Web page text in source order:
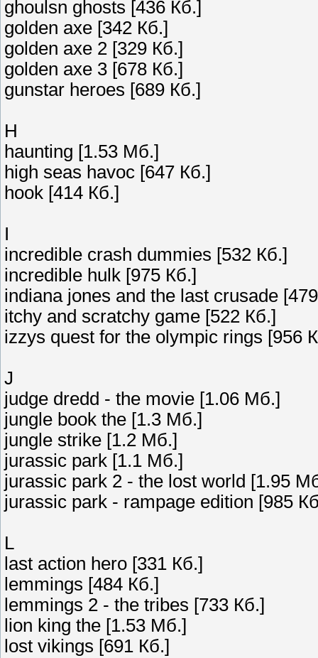
ghoulsn ghosts [436 Кб.]
golden axe [342 Кб.]
golden axe 2 [329 Кб.]
golden axe 3 [678 Кб.]
gunstar heroes [689 Кб.]
H
haunting [1.53 Мб.]
high seas havoc [647 Кб.]
hook [414 Кб.]
I
incredible crash dummies [532 Кб.]
incredible hulk [975 Кб.]
indiana jones and the last crusade
itchy and scratchy game [522 Кб.]
izzys quest for the olympic rings [956
J
judge dredd - the movie [1.06 Мб.]
jungle book the [1.3 Мб.]
jungle strike [1.2 Мб.]
jurassic park [1.1 Мб.]
jurassic park 2 - the lost world [1.95
jurassic park - rampage edition [985
L
last action hero [331 Кб.]
lemmings [484 Кб.]
lemmings 2 - the tribes [733 Кб.]
lion king the [1.53 Мб.]
lost vikings [691 Кб.]